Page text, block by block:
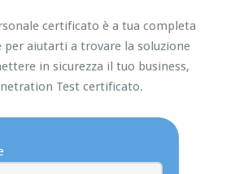
certificato è a tua completa
per aiutarti a trovare la soluzione
in sicurezza il tuo business,
Test certificato.